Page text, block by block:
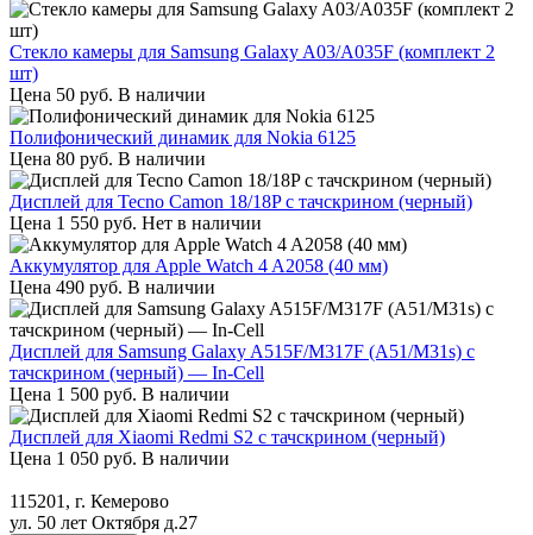
Стекло камеры для Samsung Galaxy A03/A035F (комплект 2
шт)
Цена 50 руб. В наличии
Полифонический динамик для Nokia 6125
Цена 80 руб. В наличии
Дисплей для Tecno Camon 18/18P с тачскрином (черный)
Цена 1 550 руб. Нет в наличии
Аккумулятор для Apple Watch 4 A2058 (40 мм)
Цена 490 руб. В наличии
Дисплей для Samsung Galaxy A515F/M317F (A51/M31s) с
тачскрином (черный) — In-Cell
Цена 1 500 руб. В наличии
Дисплей для Xiaomi Redmi S2 с тачскрином (черный)
Цена 1 050 руб. В наличии
115201, г. Кемерово
ул. 50 лет Октября д.27